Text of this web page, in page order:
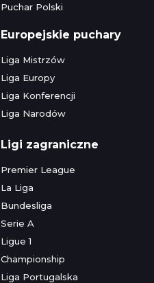
Puchar Polski
Europejskie puchary
Liga Mistrzów
Liga Europy
Liga Konferencji
Liga Narodów
Ligi zagraniczne
Premier League
La Liga
Bundesliga
Serie A
Ligue 1
Championship
Liga Portugalska